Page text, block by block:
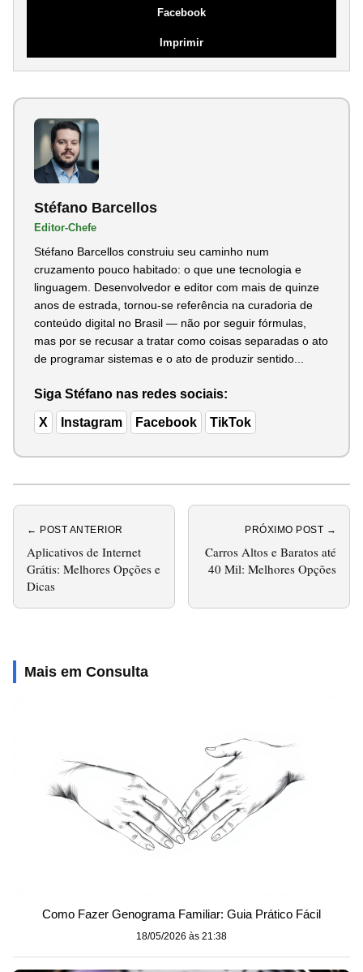
Facebook
Imprimir
Stéfano Barcellos
Editor-Chefe
Stéfano Barcellos construiu seu caminho num
cruzamento pouco habitado: o que une tecnologia e
linguagem. Desenvolvedor e editor com mais de quinze
anos de estrada, tornou-se referência na curadoria de
conteúdo digital no Brasil — não por seguir fórmulas,
mas por se recusar a tratar como coisas separadas o ato
de programar sistemas e o ato de produzir sentido...
Siga Stéfano nas redes sociais:
X Instagram Facebook TikTok
← POST ANTERIOR
Aplicativos de Internet
Grátis: Melhores Opções e
Dicas
PRÓXIMO POST →
Carros Altos e Baratos até
40 Mil: Melhores Opções
Mais em Consulta
Como Fazer Genograma Familiar: Guia Prático Fácil
18/05/2026 às 21:38